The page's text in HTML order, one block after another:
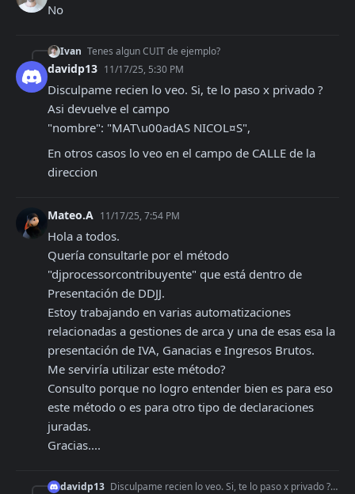
No
Ivan Tenes algun CUIT de ejemplo?
davidp13 11/17/25, 5:30 PM
Disculpame recien lo veo. Si, te lo paso x privado ?
Asi devuelve el campo
"nombre": "MAT\u00adAS NICOL¤S",
En otros casos lo veo en el campo de CALLE de la
direccion
Mateo.A 11/17/25, 7:54 PM
Hola a todos.
Quería consultarle por el método
"djprocessorcontribuyente" que está dentro de
Presentación de DDJJ.
Estoy trabajando en varias automatizaciones
relacionadas a gestiones de arca y una de esas esa la
presentación de IVA, Ganacias e Ingresos Brutos.
Me serviría utilizar este método?
Consulto porque no logro entender bien es para eso
este método o es para otro tipo de declaraciones
juradas.
Gracias....
davidp13 Disculpame recien lo veo. Si, te lo paso x privado ? Asi devuelve el campo "nombre": "MAT\u00adAS NICOL¤S", En otros casos lo veo en el campo de CALLE de la